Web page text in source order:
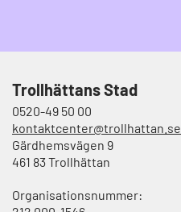
Trollhättans Stad
0520-49 50 00
kontaktcenter@trollhattan.se
Gärdhemsvägen 9
461 83 Trollhättan
Organisationsnummer: